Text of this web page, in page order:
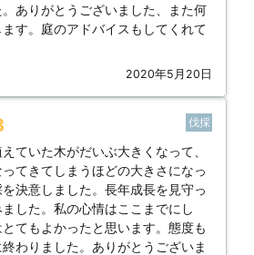
ありがとうございました、また何
す。庭のアドバイスもしてくれて
2020年5月20日
伐採
ていた木がだいぶ大きくなって、
てきてしまうほどの大きさになっ
決意しました。長年成長を見守っ
した。私の心情はここまでにし
てもよかったと思います。態度も
わりました。ありがとうございま